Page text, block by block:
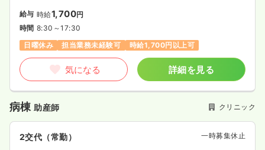
給与 時給1,700円
時間 8:30～17:30
日曜休み
担当業務未経験可 時給1,700円以上可
気になる 詳細を見る
病棟 助産師 クリニック
2交代（常勤） 一時募集休止